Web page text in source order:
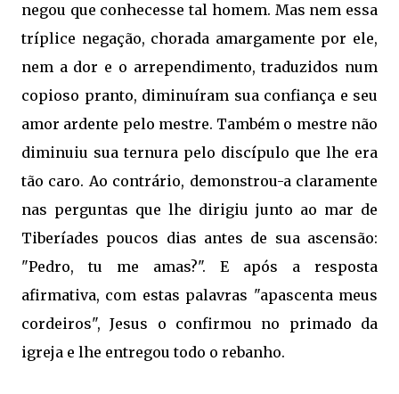
negou que conhecesse tal homem. Mas nem essa
tríplice negação, chorada amargamente por ele,
nem a dor e o arrependimento, traduzidos num
copioso pranto, diminuíram sua confiança e seu
amor ardente pelo mestre. Também o mestre não
diminuiu sua ternura pelo discípulo que lhe era
tão caro. Ao contrário, demonstrou-a claramente
nas perguntas que lhe dirigiu junto ao mar de
Tiberíades poucos dias antes de sua ascensão:
"Pedro, tu me amas?". E após a resposta
afirmativa, com estas palavras "apascenta meus
cordeiros", Jesus o confirmou no primado da
igreja e lhe entregou todo o rebanho.